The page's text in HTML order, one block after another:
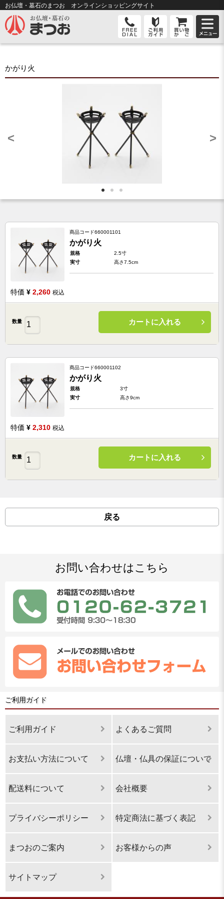
お仏壇・墓石のまつお オンラインショッピングサイト
かがり火
< >
商品コード660001101
かがり火
規格
2.5寸
実寸
高さ7.5cm
特価 ¥ 2,260 税込
数量 カートに入れる
商品コード660001102
かがり火
規格
3寸
実寸
高さ9cm
特価 ¥ 2,310 税込
数量 カートに入れる
戻る
お問い合わせはこちら
ご利用ガイド
ご利用ガイド よくあるご質問
お支払い方法について 仏壇・仏具の保証について
配送料について 会社概要
プライバシーポリシー 特定商法に基づく表記
まつおのご案内 お客様からの声
サイトマップ